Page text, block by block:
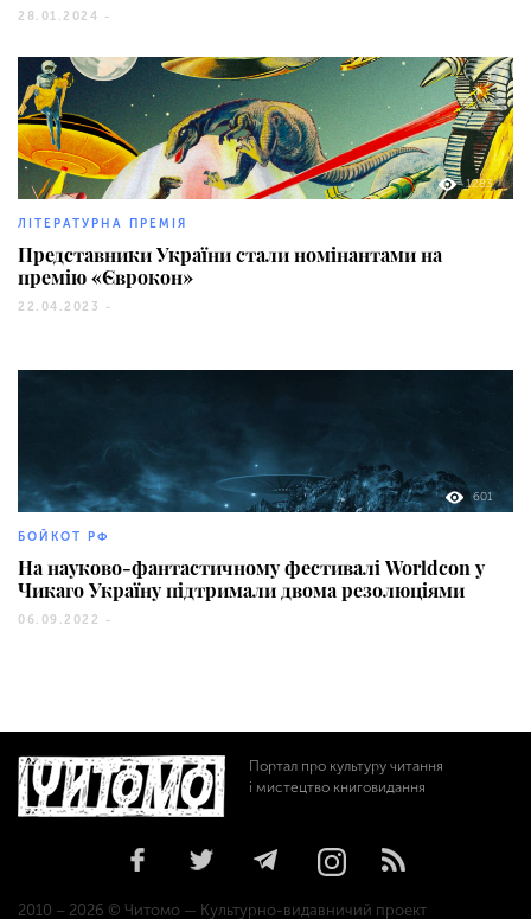
28.01.2024 -
1283
ЛІТЕРАТУРНА ПРЕМІЯ
Представники України стали номінантами на
премію «Єврокон»
22.04.2023 -
601
БОЙКОТ РФ
На науково-фантастичному фестивалі Worldcon у
Чикаго Україну підтримали двома резолюціями
06.09.2022 -
Портал про культуру читання
і мистецтво книговидання
2010 – 2026 © Читомо — Культурно-видавничий проект